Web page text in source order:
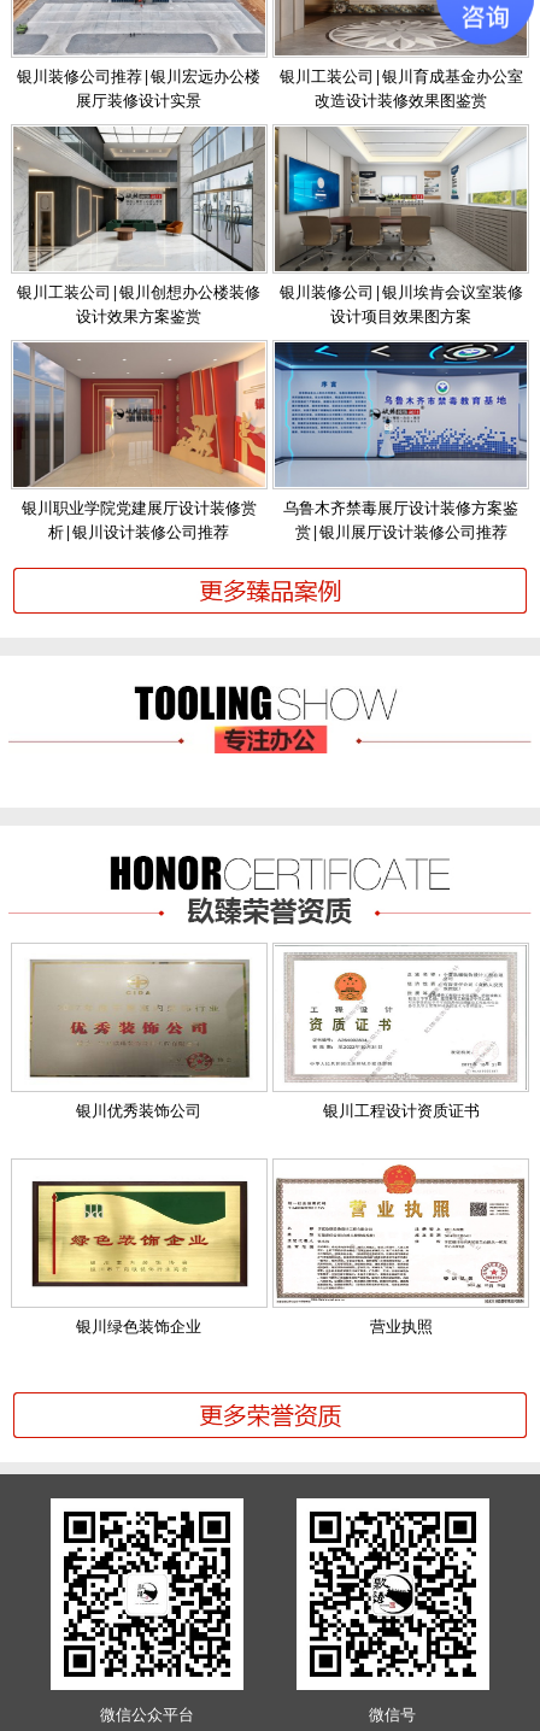
银川装修公司推荐|银川宏远办公楼
展厅装修设计实景
银川工装公司|银川育成基金办公室
改造设计装修效果图鉴赏
银川工装公司|银川创想办公楼装修
设计效果方案鉴赏
银川装修公司|银川埃肯会议室装修
设计项目效果图方案
银川职业学院党建展厅设计装修赏
析|银川设计装修公司推荐
乌鲁木齐禁毒展厅设计装修方案鉴
赏|银川展厅设计装修公司推荐
银川优秀装饰公司 银川工程设计资质证书
银川绿色装饰企业 营业执照
微信公众平台
微信号